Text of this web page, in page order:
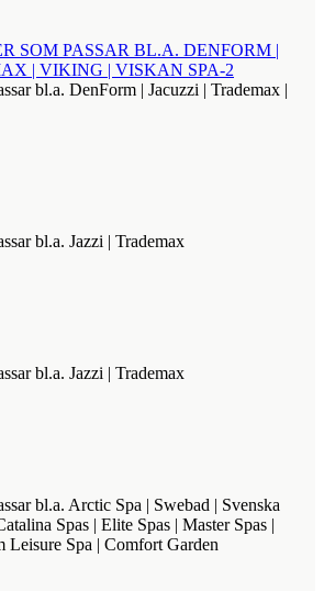
är:
1bl.a. DenForm | Jacuzzi | Trademax |
bl.a. Jazzi | Trademax
bl.a. Jazzi | Trademax
bl.a. Arctic Spa | Swebad | Svenska
Spas | Elite Spas | Master Spas |
Leisure Spa | Comfort Garden